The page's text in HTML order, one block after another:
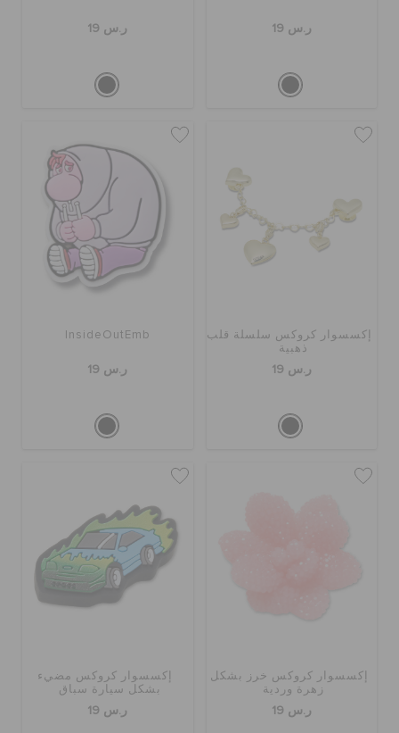
ر.س 19 ر.س 19
إكسسوار كروكس سلسلة قلب
ذهبية
ر.س 19
InsideOutEmb
ر.س 19
إكسسوار كروكس خرز بشكل
زهرة وردية
ر.س 19
إكسسوار كروكس مضيء
بشكل سيارة سباق
ر.س 19